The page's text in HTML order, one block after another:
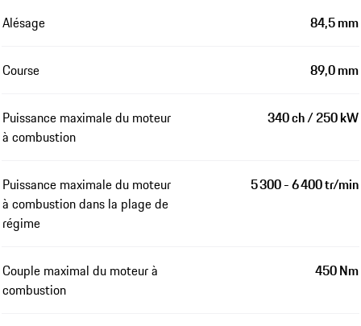
Alésage 84,5 mm
Course 89,0 mm
Puissance maximale du moteur
à combustion
340 ch / 250 kW
Puissance maximale du moteur
à combustion dans la plage de
régime
5 300 - 6 400 tr/min
Couple maximal du moteur à
combustion
450 Nm